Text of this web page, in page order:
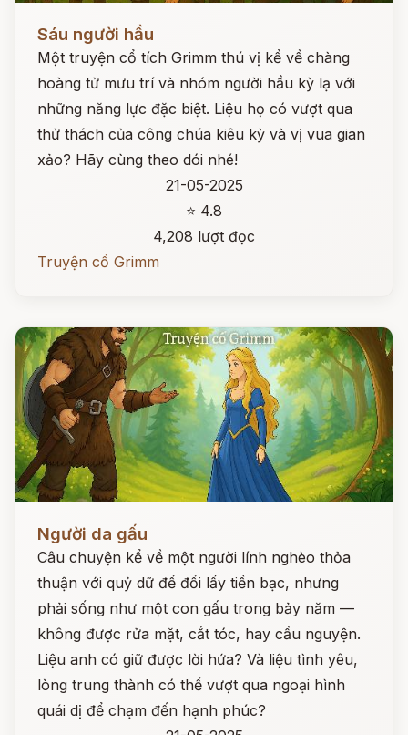
Sáu người hầu
Một truyện cổ tích Grimm thú vị kể về chàng
hoàng tử mưu trí và nhóm người hầu kỳ lạ với
những năng lực đặc biệt. Liệu họ có vượt qua
thử thách của công chúa kiêu kỳ và vị vua gian
xảo? Hãy cùng theo dói nhé!
21-05-2025
⭐ 4.8
4,208 lượt đọc
Truyện cổ Grimm
Người da gấu
Câu chuyện kể về một người lính nghèo thỏa
thuận với quỷ dữ để đổi lấy tiền bạc, nhưng
phải sống như một con gấu trong bảy năm —
không được rửa mặt, cắt tóc, hay cầu nguyện.
Liệu anh có giữ được lời hứa? Và liệu tình yêu,
lòng trung thành có thể vượt qua ngoại hình
quái dị để chạm đến hạnh phúc?